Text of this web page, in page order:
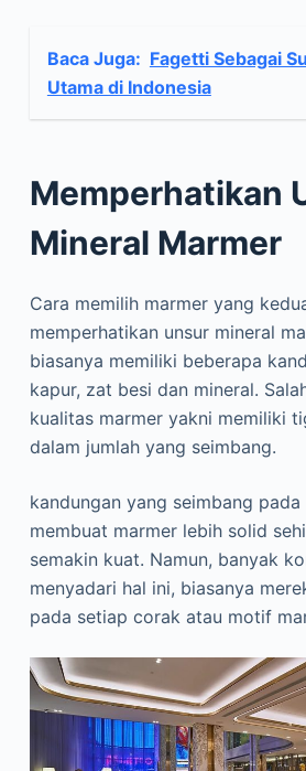
Baca Juga: Fagetti Sebagai
Utama di Indonesia
Memperhatikan
Mineral Marmer
Cara memilih marmer yang
memperhatikan unsur mineral
biasanya memiliki beberapa
kapur, zat besi dan mineral.
kualitas marmer yakni memiliki
dalam jumlah yang seimbang.
kandungan yang seimbang
membuat marmer lebih solid
semakin kuat. Namun, banyak
menyadari hal ini, biasanya
pada setiap corak atau motif